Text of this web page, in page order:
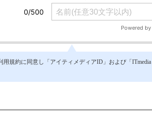
規約に同意し「アイティメディアID」および「ITmedia